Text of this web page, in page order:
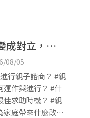
成對立，親
重新靠
08/05
行親子諮商？ #親
運作與進行？ #什
佳求助時機？ #親
家庭帶來什麼改